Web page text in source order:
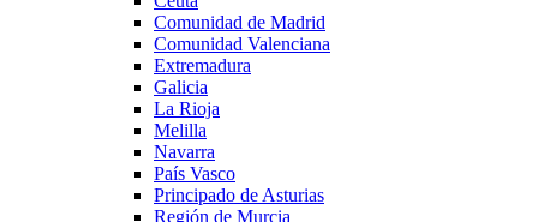
Comunidad de Madrid
Comunidad Valenciana
Extremadura
Galicia
La Rioja
Melilla
Navarra
País Vasco
Principado de Asturias
Región de Murcia